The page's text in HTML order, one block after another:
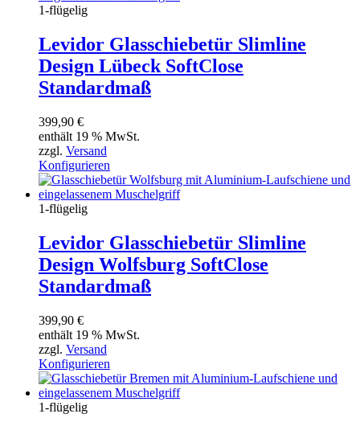
1-flügelig
Levidor Glasschiebetür Slimline
Design Lübeck SoftClose
Standardmaß
399,90 €
enthält 19 % MwSt.
zzgl. Versand
Konfigurieren
1-flügelig
Levidor Glasschiebetür Slimline
Design Wolfsburg SoftClose
Standardmaß
399,90 €
enthält 19 % MwSt.
zzgl. Versand
Konfigurieren
1-flügelig